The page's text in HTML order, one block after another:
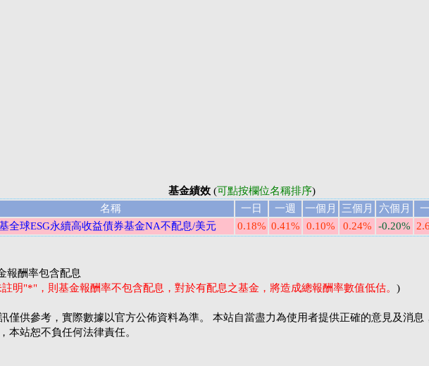
基金績效(可點按欄位名稱排序)
名稱
一日 一週 一個月 三個月 六個月
全球ESG永續高收益債券基金NA不配息/美元
0.18% 0.41% 0.10% 0.24% -0.20%
報酬率包含配息
註明"*"，則基金報酬率不包含配息，對於有配息之基金，將造成總報酬率數值低估。 )
僅供參考，實際數據以官方公佈資料為準。 本站自當盡力為使用者提供正確的意見及消息
本站恕不負任何法律責任。